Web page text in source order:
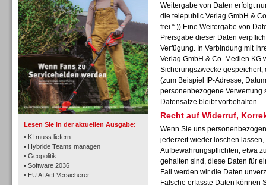
Lesen Sie in der aktuellen Ausgabe:
• KI muss liefern
• Hybride Teams managen
• Geopolitik
• Software 2036
• EU AI Act Versicherer
TK- und ACD-Systeme
Workforce-Management
Weitergabe von Daten erfolgt
die telepublic Verlag GmbH &
frei.“ )) Eine Weitergabe von
Preisgabe dieser Daten
Verfügung. In Verbindung mit
Verlag GmbH & Co. Medien KG
Sicherungszwecke
(zum Beispiel IP-Adresse,
personenbezogene Verwertung
Datensätze bleibt vorbehalten.
Recht auf Widerruf,
Wenn Sie uns
jederzeit wieder löschen
Aufbewahrungspflichten, etwa
gehalten sind, diese Daten für
Fall werden wir die Daten
Falsche erfasste Daten können